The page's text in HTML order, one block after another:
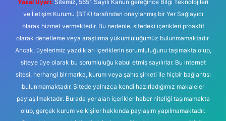
Yasal Uyarı: Sitemiz, 5651 Sayılı Kanun gereğince Bilgi Teknolojileri
ve İletişim Kurumu (BTK) tarafından onaylanmış bir Yer Sağlayıcı
olarak hizmet vermektedir. Bu nedenle, sitedeki içerikleri proaktif
olarak denetleme veya araştırma yükümlülüğümüz bulunmamaktadır.
Ancak, üyelerimiz yazdıkları içeriklerin sorumluluğunu taşımakta olup,
siteye üye olarak bu sorumluluğu kabul etmiş sayılırlar. Bu internet
sitesi, herhangi bir marka, kurum veya şahıs şirketi ile hiçbir bağlantısı
bulunmamaktadır. Sitede yalnızca kendi hazırladığımız makaleler
paylaşılmaktadır. Burada yer alan içerikler haber niteliği taşımamakta
olup, gerçek kurum ve kişiler hakkında paylaşım yapılmamaktadır.